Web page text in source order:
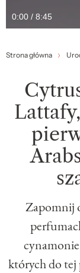
0:00 / 8:45
Strona główna
Zapomnij
których do tej